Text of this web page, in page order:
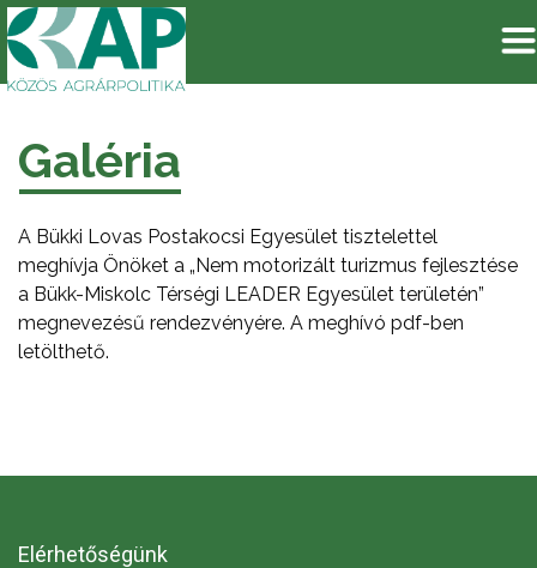
Galéria
A Bükki Lovas Postakocsi Egyesület tisztelettel
meghívja Önöket a „Nem motorizált turizmus fejlesztése
a Bükk-Miskolc Térségi LEADER Egyesület területén”
megnevezésű rendezvényére. A meghívó pdf-ben
letölthető.
Elérhetőségünk